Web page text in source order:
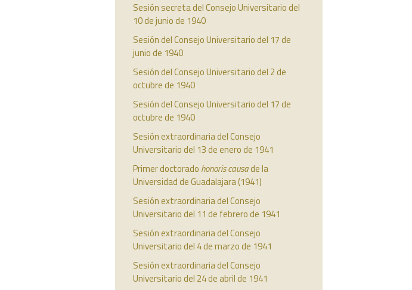
Sesión secreta del Consejo Universitario del
10 de junio de 1940
Sesión del Consejo Universitario del 17 de
junio de 1940
Sesión del Consejo Universitario del 2 de
octubre de 1940
Sesión del Consejo Universitario del 17 de
octubre de 1940
Sesión extraordinaria del Consejo
Universitario del 13 de enero de 1941
Primer doctorado honoris causade la
Universidad de Guadalajara (1941)
Sesión extraordinaria del Consejo
Universitario del 11 de febrero de 1941
Sesión extraordinaria del Consejo
Universitario del 4 de marzo de 1941
Sesión extraordinaria del Consejo
Universitario del 24 de abril de 1941